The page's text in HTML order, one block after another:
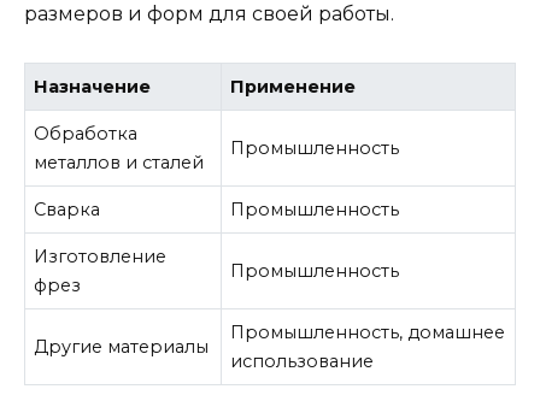
размеров и форм для своей работы.
Назначение Применение
Обработка
металлов и сталей
Промышленность
Сварка Промышленность
Изготовление
фрез
Промышленность
Другие материалы
Промышленность, домашнее
использование